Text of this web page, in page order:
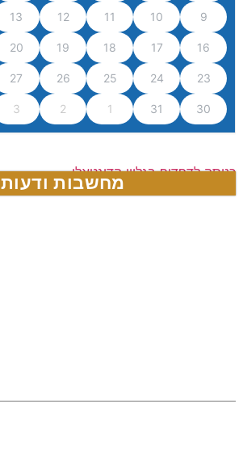
9
10
11
12
13
16
17
18
19
20
23
24
25
26
27
30
31
1
2
3
כניסה לדפדוף בגליון הדיגטאלי
מחשבות ודעות